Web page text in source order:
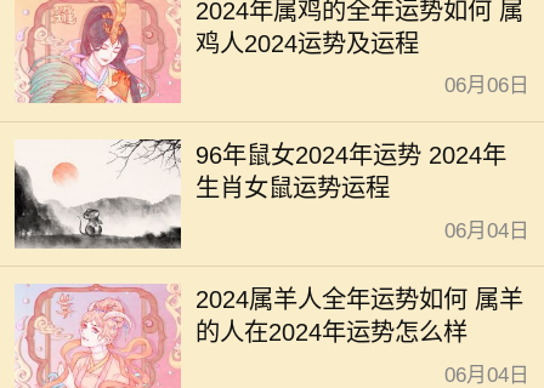
2024年属鸡的全年运势如何 属
鸡人2024运势及运程
06月06日
96年鼠女2024年运势 2024年
生肖女鼠运势运程
06月04日
2024属羊人全年运势如何 属羊
的人在2024年运势怎么样
06月04日